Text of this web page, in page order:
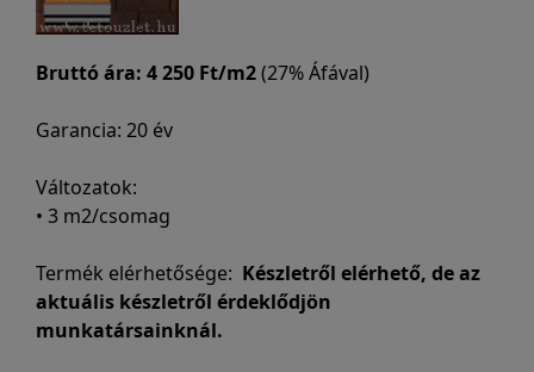
Bruttó ára: 4 250 Ft/m2(27% Áfával)
Garancia: 20 év
Változatok:
• 3 m2/csomag
Termék elérhetősége: Készletről elérhető, de az
aktuális készletről érdeklődjön
munkatársainknál.